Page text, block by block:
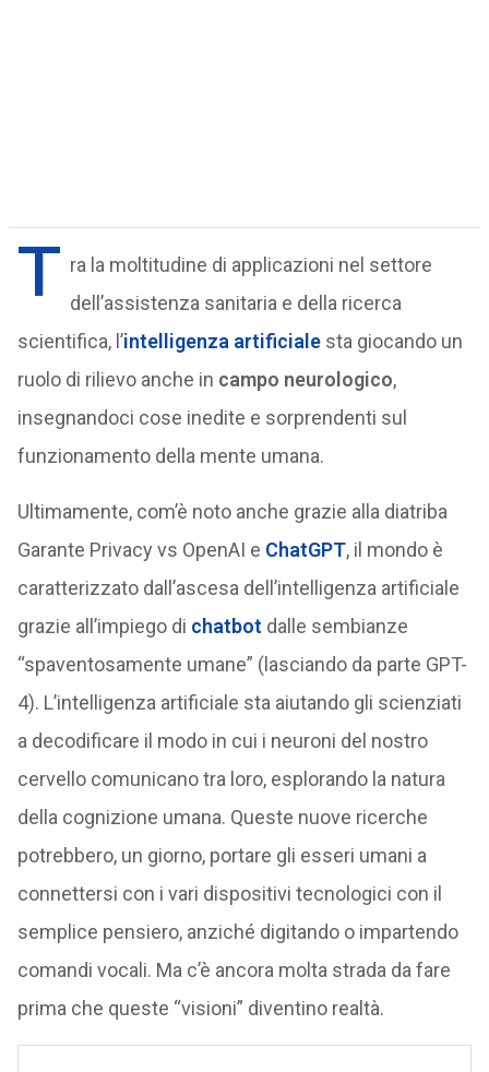
T ra la moltitudine di applicazioni nel settore
dell’assistenza sanitaria e della ricerca
scientifica, l’intelligenza artificialesta giocando un
ruolo di rilievo anche in campo neurologico,
insegnandoci cose inedite e sorprendenti sul
funzionamento della mente umana.
Ultimamente, com’è noto anche grazie alla diatriba
Garante Privacy vs OpenAI e ChatGPT, il mondo è
caratterizzato dall’ascesa dell’intelligenza artificiale
grazie all’impiego di chatbot dalle sembianze
“spaventosamente umane” (lasciando da parte GPT-
4). L’intelligenza artificiale sta aiutando gli scienziati
a decodificare il modo in cui i neuroni del nostro
cervello comunicano tra loro, esplorando la natura
della cognizione umana. Queste nuove ricerche
potrebbero, un giorno, portare gli esseri umani a
connettersi con i vari dispositivi tecnologici con il
semplice pensiero, anziché digitando o impartendo
comandi vocali. Ma c’è ancora molta strada da fare
prima che queste “visioni” diventino realtà.